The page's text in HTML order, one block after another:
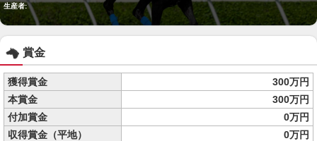
生産者:
賞金
獲得賞金
300万円
本賞金
300万円
付加賞金
0万円
収得賞金（平地）
0万円